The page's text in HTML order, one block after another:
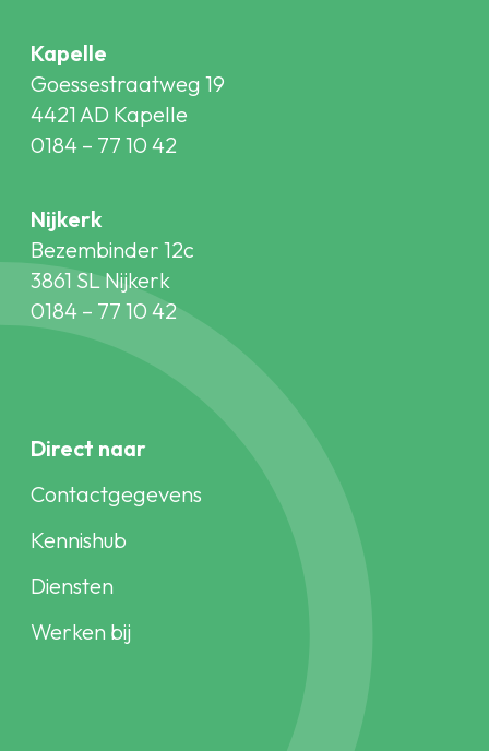
Kapelle
Goessestraatweg 19
4421 AD Kapelle
0184 – 77 10 42
Nijkerk
Bezembinder 12c
3861 SL Nijkerk
0184 – 77 10 42
Direct naar
Contactgegevens
Kennishub
Diensten
Werken bij